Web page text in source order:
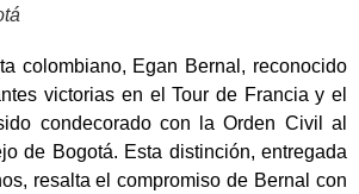
colombiano, Egan Bernal, reconocido
victorias en el Tour de Francia y el
condecorado con la Orden Civil al
de Bogotá. Esta distinción, entregada
resalta el compromiso de Bernal con